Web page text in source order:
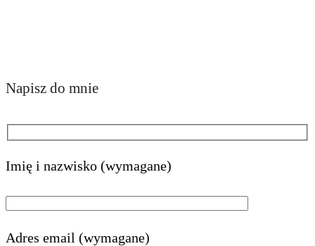
Napisz do mnie
Imię i nazwisko (wymagane)
Adres email (wymagane)